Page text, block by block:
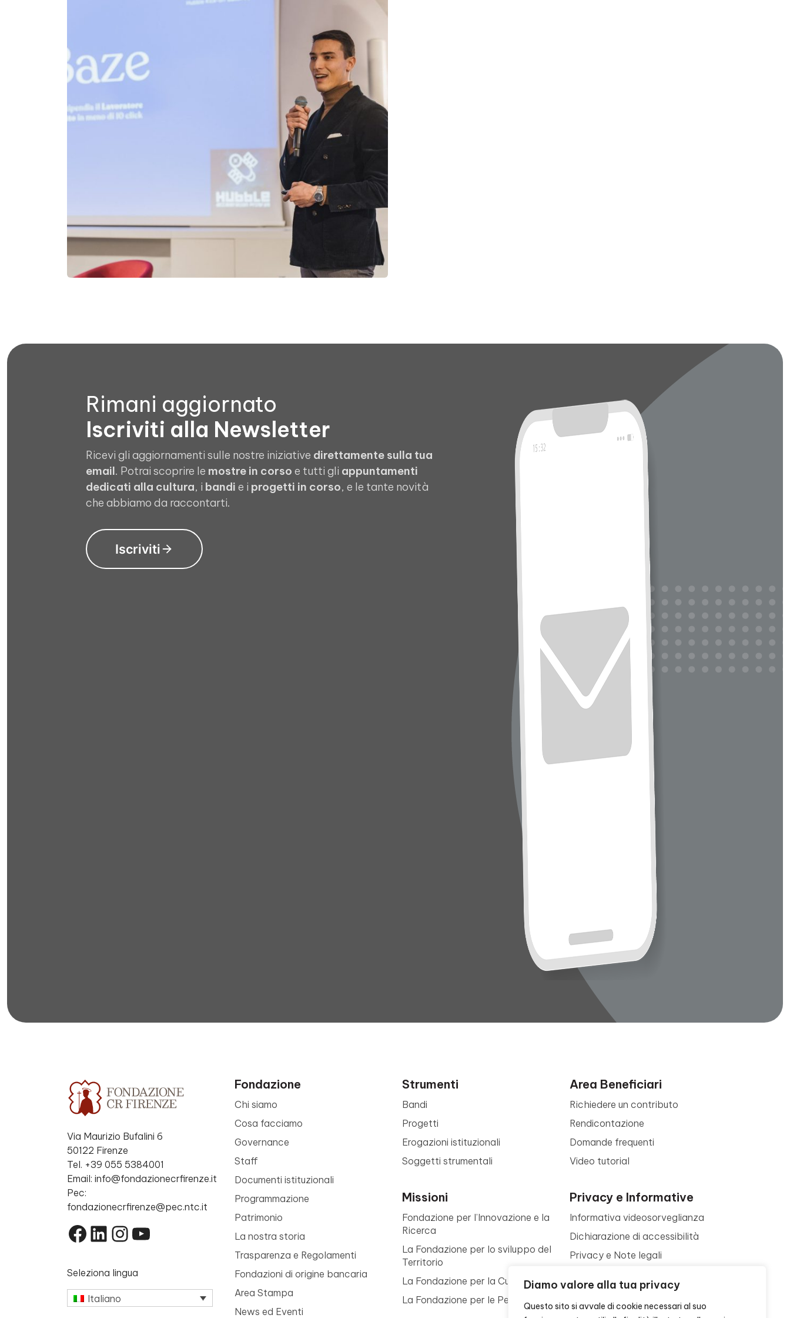
Diamo valore alla tua privacy
Questo sito si avvale di cookie necessari al suo
Rimani aggiornato
Iscriviti alla Newsletter
Ricevi gli aggiornamenti sulle nostre iniziative direttamente sulla tua
email. Potrai scoprire le mostre in corso e tutti gli appuntamenti
dedicati alla cultura, i bandi e i progetti in corso, e le tante novità
che abbiamo da raccontarti.
Iscriviti
Via Maurizio Bufalini 6
50122 Firenze
Tel. +39 055 5384001
Email: info@fondazionecrfirenze.it
Pec:
fondazionecrfirenze@pec.ntc.it
Facebook
LinkedIn
Instagram
YouTube
Seleziona lingua
Italiano
Fondazione
Chi siamo
Cosa facciamo
Governance
Staff
Documenti istituzionali
Programmazione
Patrimonio
La nostra storia
Trasparenza e Regolamenti
Fondazioni di origine bancaria
Area Stampa
News ed Eventi
Strumenti
Bandi
Progetti
Erogazioni istituzionali
Soggetti strumentali
Missioni
Fondazione per l’Innovazione e la
Ricerca
La Fondazione per lo sviluppo del
Territorio
La Fondazione per la Cultura
La Fondazione per le Persone
Area Beneficiari
Richiedere un contributo
Rendicontazione
Domande frequenti
Video tutorial
Privacy e Informative
Informativa videosorveglianza
Dichiarazione di accessibilità
Privacy e Note legali
Contattaci